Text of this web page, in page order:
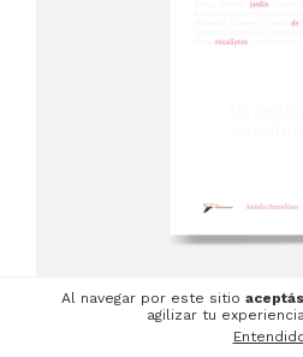
Al navegar por este sitio
agilizar tu
Un jardín de